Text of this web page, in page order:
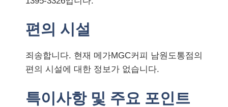
편의 시설
죄송합니다. 현재 메가MGC커피 남원도통점의
편의 시설에 대한 정보가 없습니다.
특이사항 및 주요 포인트